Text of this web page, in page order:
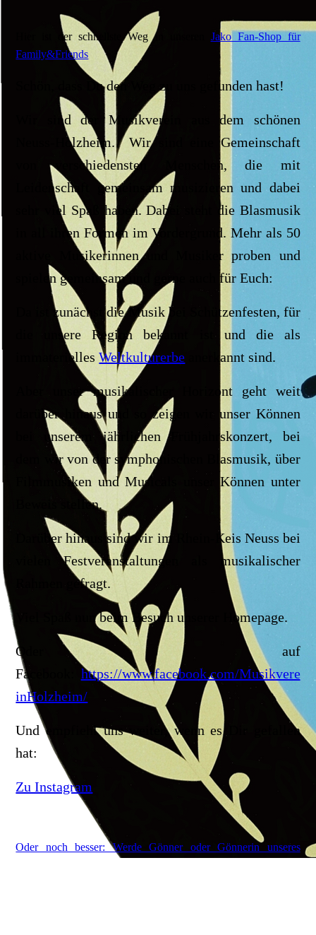
Hier ist der schnellste Weg in unseren Jako Fan-Shop für
Family&Friends
Schön, dass Du den Weg zu uns gefunden hast!
Wir sind der Musikverein aus dem schönen
Neuss-Holzheim. Wir sind eine Gemeinschaft
von verschiedensten Menschen, die mit
Leidenschaft gemeinsam musizieren und dabei
sehr viel Spaß haben. Dabei steht die Blasmusik
in all ihren Formen im Vordergrund. Mehr als 50
aktive Musikerinnen und Musiker proben und
spielen gemeinsam und gerne auch für Euch:
Da ist zunächst die Musik bei Schützenfesten, für
die unsere Region bekannt ist und die als
immateriellesWeltkulturerbe anerkannt sind.
Aber unser musikalischer Horizont geht weit
darüber hinaus und so zeigen wir unser Können
bei unserem jährlichen Frühjahrskonzert, bei
dem wir von der symphonischen Blasmusik, über
Filmmusiken und Musicals unser Können unter
Beweis stellen.
Darüber hinaus sind wir im Rhein-Keis Neuss bei
vielen Festveranstaltungen als musikalischer
Rahmen gefragt.
Viel Spaß nun beim Besuch unserer Homepage.
Oder auf
Facebook: https://www.facebook.com/Musikvere
inHolzheim/
Und empfiehl uns weiter, wenn es Dir gefallen
hat:
Zu Instagram
Oder noch besser: Werde Gönner oder Gönnerin unseres